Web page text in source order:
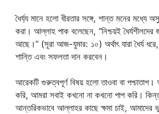
ধৈর্য্য মানে হলো ধীরতার সঙ্গে, শান্ত মনের মধ্যে
করা। আল্লাহ পাক বলেছেন, “নিশ্চয়ই ধৈর্যশীলদের
আছে।” (সূরা আজ-যুমার: ১০) অর্থাৎ যারা ধৈর্য
শান্তি এবং সফলতা দান করবেন।
আরেকটি গুরুত্বপূর্ণ বিষয় হলো তাওবা বা
করি, আমরা সবাই কখনো না কখনো পাপ করি।
আন্তরিকভাবে আল্লাহর কাছে ক্ষমা চাই, আমাদের